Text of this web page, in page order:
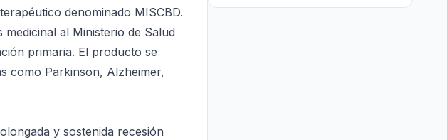
denominado MISCBD.
al Ministerio de Salud
primaria. El producto se
como Parkinson, Alzheimer,
y sostenida recesión